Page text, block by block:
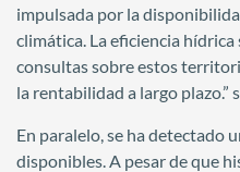
impulsada por la
climática. La eficiencia
consultas sobre estos
la rentabilidad a largo plazo.”
En paralelo, se ha detectado
disponibles. A pesar de que